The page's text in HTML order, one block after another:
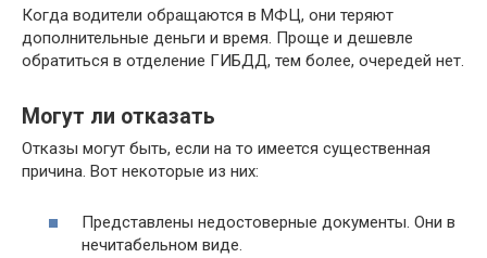
Когда водители обращаются в МФЦ, они теряют
дополнительные деньги и время. Проще и дешевле
обратиться в отделение ГИБДД, тем более, очередей нет.
Могут ли отказать
Отказы могут быть, если на то имеется существенная
причина. Вот некоторые из них:
Представлены недостоверные документы. Они в
нечитабельном виде.